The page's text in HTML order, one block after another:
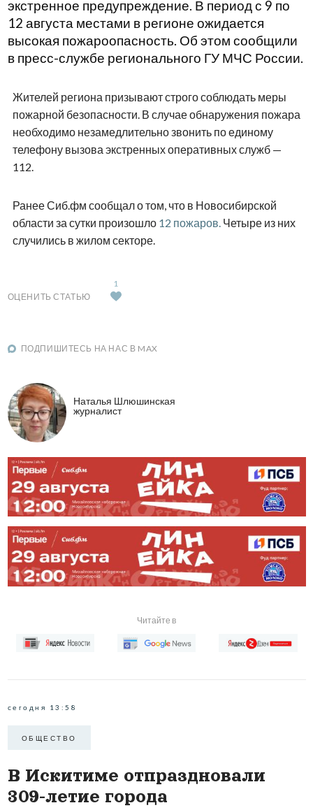
экстренное предупреждение. В период с 9 по
12 августа местами в регионе ожидается
высокая пожароопасность. Об этом сообщили
в пресс-службе регионального ГУ МЧС России.
Жителей региона призывают строго соблюдать меры
пожарной безопасности. В случае обнаружения пожара
необходимо незамедлительно звонить по единому
телефону вызова экстренных оперативных служб —
112.
Ранее Сиб.фм сообщал о том, что в Новосибирской
области за сутки произошло 12 пожаров.Четыре из них
случились в жилом секторе.
ОЦЕНИТЬ СТАТЬЮ
1
ПОДПИШИТЕСЬ НА НАС В MAX
Наталья Шлюшинская
журналист
Читайте в
сегодня 13:58
ОБЩЕСТВО
В Искитиме отпраздновали
309-летие города